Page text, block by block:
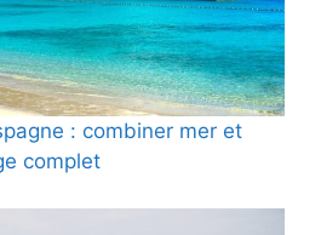
: combiner mer et
complet